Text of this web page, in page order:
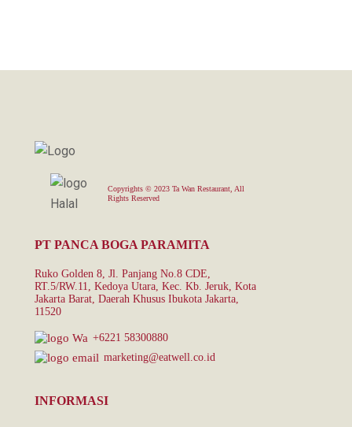
Copyrights © 2023 Ta Wan Restaurant, All
Rights Reserved
PT PANCA BOGA PARAMITA
Ruko Golden 8, Jl. Panjang No.8 CDE,
RT.5/RW.11, Kedoya Utara, Kec. Kb. Jeruk, Kota
Jakarta Barat, Daerah Khusus Ibukota Jakarta,
11520
+6221 58300880
marketing@eatwell.co.id
INFORMASI